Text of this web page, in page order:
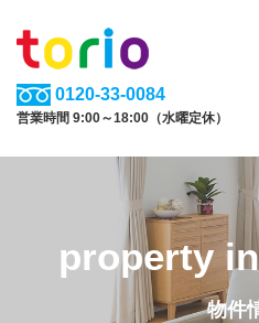
0120-33-0084
営業時間 9:00～18:00（水曜定休）
property
物件